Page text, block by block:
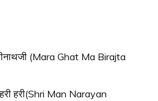
(Mara Ghat Ma Birajta
हरी(Shri Man Narayan